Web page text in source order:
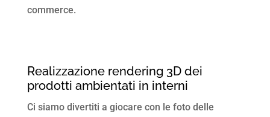
commerce.
Realizzazione rendering 3D dei
prodotti ambientati in interni
Ci siamo divertiti a giocare con le foto delle